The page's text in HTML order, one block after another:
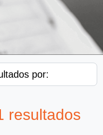
por:
resultados